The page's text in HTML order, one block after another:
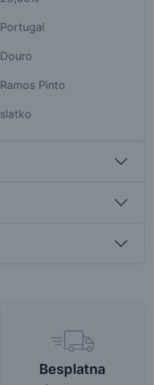
Portugal
Douro
Ramos Pinto
slatko
Besplatna